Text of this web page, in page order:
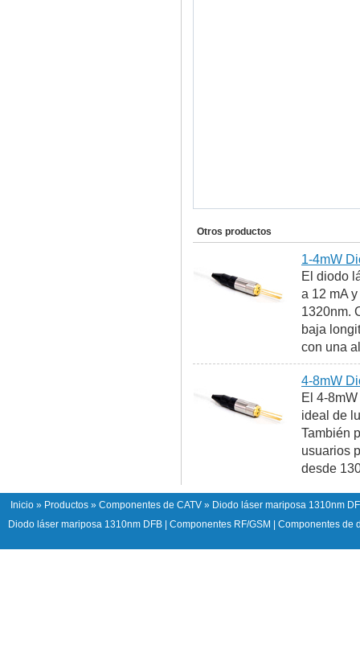
Otros productos
1-4mW
El diodo
a 12 mA
1320nm.
baja
con una
4-8mW
El 4-
ideal de
También
usuarios
desde
Inicio » Productos » Componentes de CATV » Diodo láser mariposa 1310nm
Diodo láser mariposa 1310nm DFB
Componentes RF/GSM Componentes de